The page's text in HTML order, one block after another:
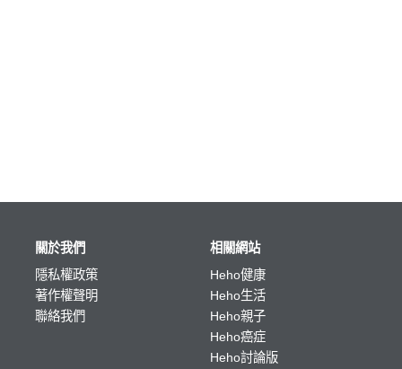
關於我們
隱私權政策
著作權聲明
聯絡我們
相關網站
Heho健康
Heho生活
Heho親子
Heho癌症
Heho討論版